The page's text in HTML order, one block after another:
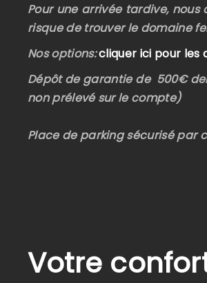
Pour une arrivée tardive,
risque de trouver le domaine
Nos options:cliquer ici pour les
Dépôt de garantie de 500€
non prélevé sur le compte)
Place de parking sécurisé par
Votre